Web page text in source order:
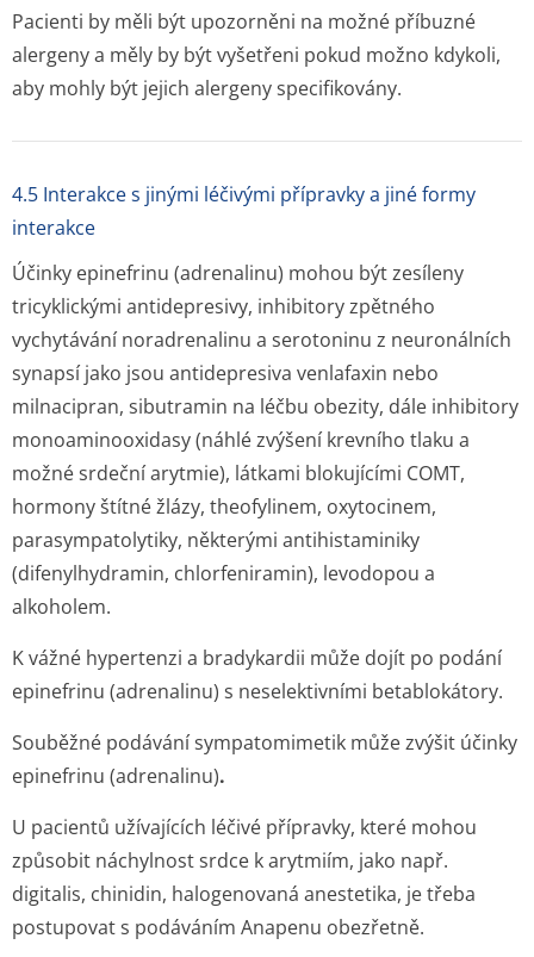
Pacienti by měli být upozorněni na možné příbuzné
alergeny a měly by být vyšetřeni pokud možno kdykoli,
aby mohly být jejich alergeny specifikovány.
4.5 Interakce s jinými léčivými přípravky a jiné formy
interakce
Účinky epinefrinu (adrenalinu) mohou být zesíleny
tricyklickými antidepresivy, inhibitory zpětného
vychytávání noradrenalinu a serotoninu z neuronálních
synapsí jako jsou antidepresiva venlafaxin nebo
milnacipran, sibutramin na léčbu obezity, dále inhibitory
monoaminooxidasy (náhlé zvýšení krevního tlaku a
možné srdeční arytmie), látkami blokujícími COMT,
hormony štítné žlázy, theofylinem, oxytocinem,
parasympatolytiky, některými antihistaminiky
(difenylhydramin, chlorfeniramin), levodopou a
alkoholem.
K vážné hypertenzi a bradykardii může dojít po podání
epinefrinu (adrenalinu) s neselektivními betablokátory.
Souběžné podávání sympatomimetik může zvýšit účinky
epinefrinu (adrenalinu).
U pacientů užívajících léčivé přípravky, které mohou
způsobit náchylnost srdce k arytmiím, jako např.
digitalis, chinidin, halogenovaná anestetika, je třeba
postupovat s podáváním Anapenu obezřetně.